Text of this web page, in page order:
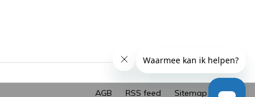
AGB RSS feed Sitemap